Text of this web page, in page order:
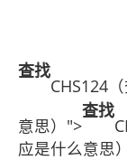
查找
CHS124
意思）">
查找
应是什么意思）